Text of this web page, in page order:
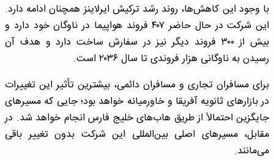
با وجود این کاهش‌ها، روند رشد ترکیش ایرلاینز همچنان ادامه دارد.
این شرکت در حال حاضر ۴۰۷ فروند هواپیما در ناوگان خود دارد و
بیش از ۳۰۰ فروند دیگر نیز در سفارش ساخت دارد و هدف آن
رسیدن به ناوگانی هزار فروندی تا سال ۲۰۳۶ است.
برای مسافران تجاری و مسافران دائمی، بیشترین تأثیر این تغییرات
در بازارهای ثانویه آفریقا و خاورمیانه خواهد بود؛ جایی که مسیرهای
جایگزین احتمالاً از طریق هاب‌های خلیج فارس انجام خواهد شد. در
مقابل، مسیرهای اصلی بین‌المللی این شرکت بدون تغییر باقی
می‌مانند.